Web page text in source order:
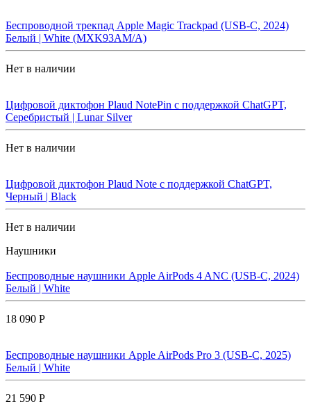
Беспроводной трекпад Apple Magic Trackpad (USB-C, 2024)
Белый | White (MXK93AM/A)
Нет в наличии
Цифровой диктофон Plaud NotePin с поддержкой ChatGPT,
Серебристый | Lunar Silver
Нет в наличии
Цифровой диктофон Plaud Note с поддержкой ChatGPT,
Черный | Black
Нет в наличии
Наушники
Беспроводные наушники Apple AirPods 4 ANC (USB-C, 2024)
Белый | White
18 090 Р
Беспроводные наушники Apple AirPods Pro 3 (USB-C, 2025)
Белый | White
21 590 Р